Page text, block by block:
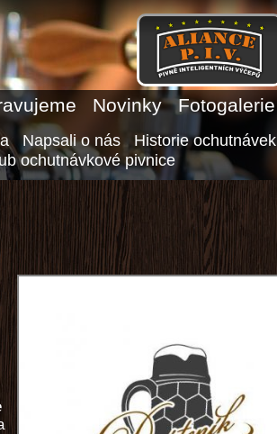
Novinky Fotogalerie
Napsali o nás
Historie ochutnávek
ochutnávkové pivnice